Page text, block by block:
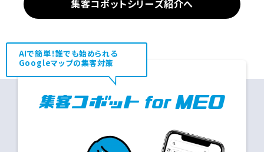
集客コボットシリーズ紹介へ
AIで簡単！誰でも始められる
Googleマップの集客対策